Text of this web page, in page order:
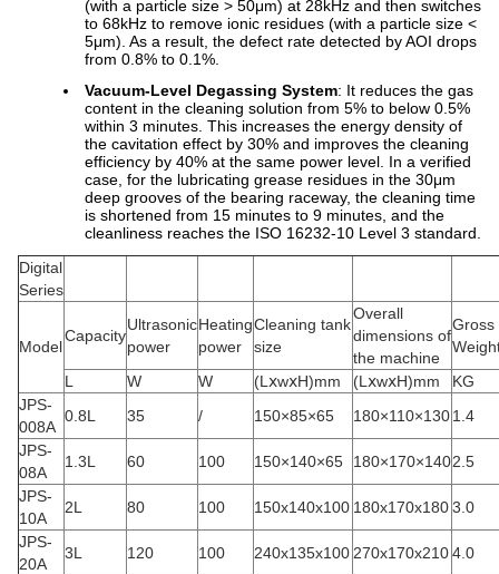
(with a particle size > 50μm) at 28kHz and then switches
to 68kHz to remove ionic residues (with a particle size <
5μm). As a result, the defect rate detected by AOI drops
from 0.8% to 0.1%.
Vacuum-Level Degassing System: It reduces the gas
content in the cleaning solution from 5% to below 0.5%
within 3 minutes. This increases the energy density of
the cavitation effect by 30% and improves the cleaning
efficiency by 40% at the same power level. In a verified
case, for the lubricating grease residues in the 30μm
deep grooves of the bearing raceway, the cleaning time
is shortened from 15 minutes to 9 minutes, and the
cleanliness reaches the ISO 16232-10 Level 3 standard.
Digital
Series
Model
Capacity
Ultrasonic
power
Heating
power
Cleaning tank
size
Overall
dimensions of
the machine
Gross
L
W W (LⅹwⅹH)mm (LⅹwⅹH)mm
KG
JPS-
008A
0.8L 35 / 150×85×65 180×110×1301.4
JPS-
08A
1.3L 60 100 150×140×65 180×170×1402.5
JPS-
10A
2L 80 100 150x140x100 180x170x1803.0
JPS-
20A
3L 120 100 240x135x100 270x170x2104.0